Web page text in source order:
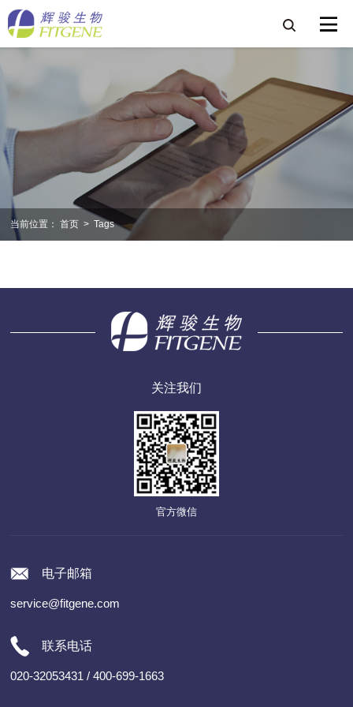
当前位置： 首页 > Tags
关注我们
官方微信
电子邮箱
service@fitgene.com
联系电话
020-32053431 / 400-699-1663